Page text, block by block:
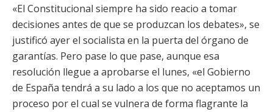
«El Constitucional siempre ha sido reacio a tomar
decisiones antes de que se produzcan los debates», se
justificó ayer el socialista en la puerta del órgano de
garantías. Pero pase lo que pase, aunque esa
resolución llegue a aprobarse el lunes, «el Gobierno
de España tendrá a su lado a los que no aceptamos un
proceso por el cual se vulnera de forma flagrante la